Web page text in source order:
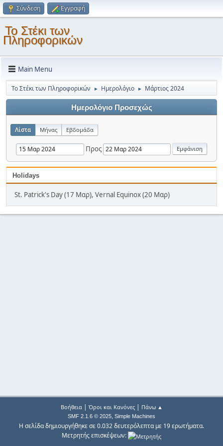
Σύνδεση Εγγραφή
Το Στέκι των
Πληροφορικών
Main Menu
Το Στέκι των Πληροφορικών ► Ημερολόγιο ► Μάρτιος 2024
Ημερολόγιο Προσεχώς
Λίστα Μήνας Εβδομάδα
Προς
Holidays
St. Patrick's Day (17 Μαρ), Vernal Equinox (20 Μαρ)
Βοήθεια| Όροι και Κανόνες| Πάνω ▲
SMF 2.1.6 © 2025, Simple Machines
Η σελίδα δημιουργήθηκε σε 0.032 δευτερόλεπτα με 19 ερωτήματα.
Μετρητής επισκέψεων: